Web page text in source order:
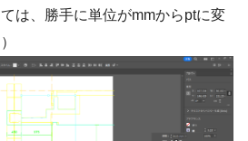
は、勝手に単位がmmからptに変